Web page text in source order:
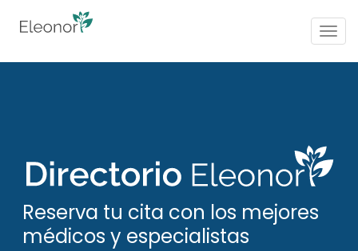
Reserva tu cita con los mejores
médicos y especialistas